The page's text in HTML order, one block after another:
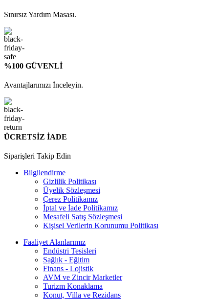
Sınırsız Yardım Masası.
%100 GÜVENLİ
Avantajlarımızı İnceleyin.
ÜCRETSİZ İADE
Siparişleri Takip Edin
Bilgilendirme
Gizlilik Politikası
Üyelik Sözleşmesi
Çerez Politikamız
İptal ve İade Politikamız
Mesafeli Satış Sözleşmesi
Kişisel Verilerin Korunumu Politikası
Faaliyet Alanlarımız
Endüstri Tesisleri
Sağlık - Eğitim
Finans - Lojistik
AVM ve Zincir Marketler
Turizm Konaklama
Konut, Villa ve Rezidans